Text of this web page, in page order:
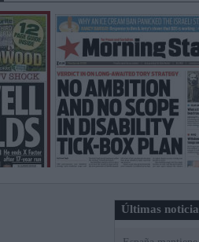
Últimas